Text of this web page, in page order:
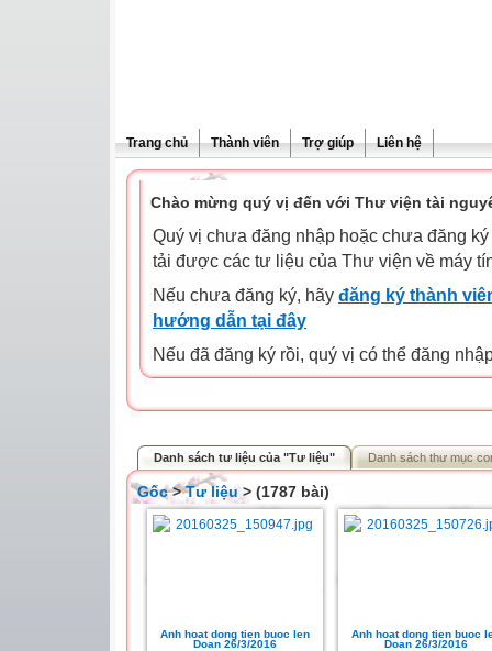
Trang chủ Thành viên Trợ giúp Liên hệ
Chào mừng quý vị đến với Thư viện tài
Quý vị chưa đăng nhập hoặc chưa đăng
tải được các tư liệu của Thư viện về máy
Nếu chưa đăng ký, hãy đăng ký thành
hướng dẫn tại đây
Nếu đã đăng ký rồi, quý vị có thể đăng
Danh sách tư liệu của "Tư liệu" Danh sách thư mục
Gốc>Tư liệu> (1787 bài)
Anh hoat dong tien buoc len
Doan 26/3/2016
Anh hoat dong tien buoc
Doan 26/3/2016